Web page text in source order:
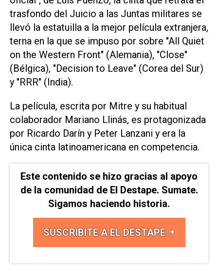
trasfondo del Juicio a las Juntas militares se
llevó la estatuilla a la mejor película extranjera,
terna en la que se impuso por sobre "All Quiet
on the Western Front" (Alemania), "Close"
(Bélgica), "Decision to Leave" (Corea del Sur)
y "RRR" (India).
La película, escrita por Mitre y su habitual
colaborador Mariano Llinás, es protagonizada
por Ricardo Darín y Peter Lanzani y era la
única cinta latinoamericana en competencia.
Este contenido se hizo gracias al apoyo
de la comunidad de El Destape. Sumate.
Sigamos haciendo historia.
SUSCRIBITE A EL DESTAPE